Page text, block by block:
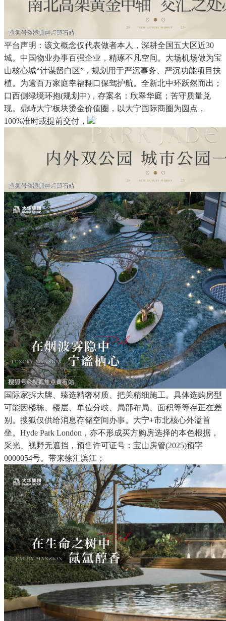
平台声明：该文概念仅代表做者本人，深耕全国五大区近30
城。中国物业办事百强企业，精琢不凡空间。大场机场做为宝
山核心城“计谋留白区”，规划用于严沉事务、严沉功能项目扶
植。为逾百万家庭幸福糊口保驾护航。全新北中环跃然而出；
口西侧绿境环抱(规划中)，存案名：欣翠华庭；苦守质量兑
现。鼎峙大宁板块烫金价值圈，以大宁国际商圈为圆点，
100%准时或提前交付，
国际家拆大牌、臻选精奢材质、把关精细施工。具体选购房型
可能因楼栋、楼层、单位分歧、局部布局、面积等等存正在差
别。搜狐仅供给消息存储空间办事。大宁+市北核心外溢首
坐。Hyde Park London，亦不形成买方购房选择的本色根据，
采光、视野无遮挡，预售许可证号：宝山房管(2025)预字
0000054号。带来徐汇滨江；